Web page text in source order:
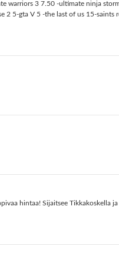
warriors 3 7.50 -ultimate ninja
5-gta V 5 -the last of us 15-saints
hintaa! Sijaitsee Tikkakoskella